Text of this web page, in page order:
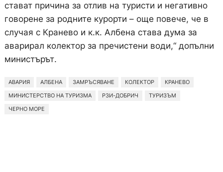
стават причина за отлив на туристи и негативно
говорене за родните курорти – още повече, че в
случая с Кранево и к.к. Албена става дума за
аварирал колектор за пречистени води,“ допълни
министърът.
АВАРИЯ АЛБЕНА ЗАМРЪСЯВАНЕ КОЛЕКТОР
КРАНЕВО
МИНИСТЕРСТВО НА ТУРИЗМА
РЗИ-ДОБРИЧ
ТУРИЗЪМ
ЧЕРНО МОРЕ